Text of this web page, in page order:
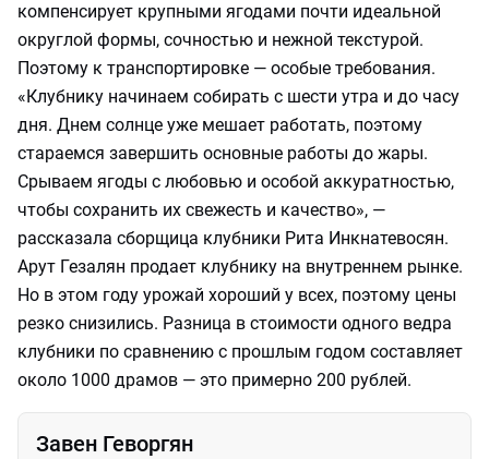
компенсирует крупными ягодами почти идеальной
округлой формы, сочностью и нежной текстурой.
Поэтому к транспортировке — особые требования.
«Клубнику начинаем собирать с шести утра и до часу
дня. Днем солнце уже мешает работать, поэтому
стараемся завершить основные работы до жары.
Срываем ягоды с любовью и особой аккуратностью,
чтобы сохранить их свежесть и качество», —
рассказала сборщица клубники Рита Инкнатевосян.
Арут Гезалян продает клубнику на внутреннем рынке.
Но в этом году урожай хороший у всех, поэтому цены
резко снизились. Разница в стоимости одного ведра
клубники по сравнению с прошлым годом составляет
около 1000 драмов — это примерно 200 рублей.
Завен Геворгян